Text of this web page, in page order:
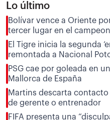
Lo último
Bolívar vence a Oriente
tercer lugar en el
El Tigre inicia la segunda
remontada a Nacional
PSG cae por goleada en
Mallorca de España
Martins descarta
de gerente o entrenador
FIFA presenta una